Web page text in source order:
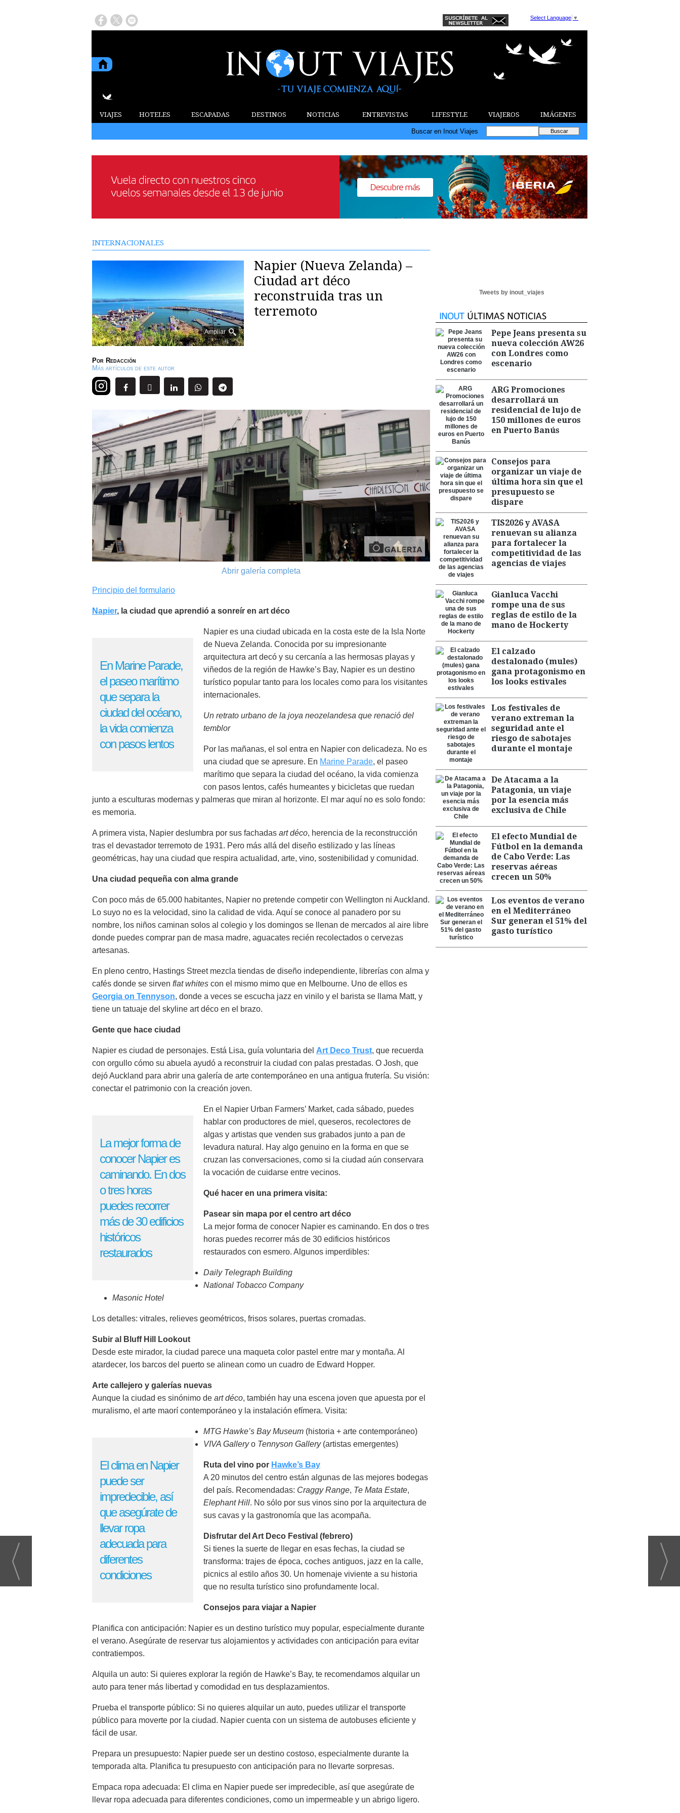
Select Language ▼
VIAJES HOTELES ESCAPADAS DESTINOS NOTICIAS ENTREVISTAS LIFESTYLE VIAJEROS IMÁGENES
Buscar en Inout Viajes
INTERNACIONALES
Ampliar
Napier (Nueva Zelanda) –
Ciudad art déco
reconstruida tras un
terremoto
Por Redacción
Más artículos de este autor
Abrir galería completa
Principio del formulario
Napier, la ciudad que aprendió a sonreír en art déco
En Marine Parade,
el paseo marítimo
que separa la
ciudad del océano,
la vida comienza
con pasos lentos
Napier es una ciudad ubicada en la costa este de la Isla Norte
de Nueva Zelanda. Conocida por su impresionante
arquitectura art decó y su cercanía a las hermosas playas y
viñedos de la región de Hawke’s Bay, Napier es un destino
turístico popular tanto para los locales como para los visitantes
internacionales.
Un retrato urbano de la joya neozelandesa que renació del
temblor
Por las mañanas, el sol entra en Napier con delicadeza. No es
una ciudad que se apresure. En Marine Parade, el paseo
marítimo que separa la ciudad del océano, la vida comienza
con pasos lentos, cafés humeantes y bicicletas que ruedan
junto a esculturas modernas y palmeras que miran al horizonte. El mar aquí no es solo fondo:
es memoria.
A primera vista, Napier deslumbra por sus fachadas art déco, herencia de la reconstrucción
tras el devastador terremoto de 1931. Pero más allá del diseño estilizado y las líneas
geométricas, hay una ciudad que respira actualidad, arte, vino, sostenibilidad y comunidad.
Una ciudad pequeña con alma grande
Con poco más de 65.000 habitantes, Napier no pretende competir con Wellington ni Auckland.
Lo suyo no es la velocidad, sino la calidad de vida. Aquí se conoce al panadero por su
nombre, los niños caminan solos al colegio y los domingos se llenan de mercados al aire libre
donde puedes comprar pan de masa madre, aguacates recién recolectados o cervezas
artesanas.
En pleno centro, Hastings Street mezcla tiendas de diseño independiente, librerías con alma y
cafés donde se sirven flat whites con el mismo mimo que en Melbourne. Uno de ellos es
Georgia on Tennyson, donde a veces se escucha jazz en vinilo y el barista se llama Matt, y
tiene un tatuaje del skyline art déco en el brazo.
Gente que hace ciudad
Napier es ciudad de personajes. Está Lisa, guía voluntaria del Art Deco Trust, que recuerda
con orgullo cómo su abuela ayudó a reconstruir la ciudad con palas prestadas. O Josh, que
dejó Auckland para abrir una galería de arte contemporáneo en una antigua frutería. Su visión:
conectar el patrimonio con la creación joven.
La mejor forma de
conocer Napier es
caminando. En dos
o tres horas
puedes recorrer
más de 30 edificios
históricos
restaurados
En el Napier Urban Farmers’ Market, cada sábado, puedes
hablar con productores de miel, queseros, recolectores de
algas y artistas que venden sus grabados junto a pan de
levadura natural. Hay algo genuino en la forma en que se
cruzan las conversaciones, como si la ciudad aún conservara
la vocación de cuidarse entre vecinos.
Qué hacer en una primera visita:
Pasear sin mapa por el centro art déco
La mejor forma de conocer Napier es caminando. En dos o tres
horas puedes recorrer más de 30 edificios históricos
restaurados con esmero. Algunos imperdibles:
Daily Telegraph Building
National Tobacco Company
Masonic Hotel
Los detalles: vitrales, relieves geométricos, frisos solares, puertas cromadas.
Subir al Bluff Hill Lookout
Desde este mirador, la ciudad parece una maqueta color pastel entre mar y montaña. Al
atardecer, los barcos del puerto se alinean como un cuadro de Edward Hopper.
Arte callejero y galerías nuevas
Aunque la ciudad es sinónimo de art déco, también hay una escena joven que apuesta por el
muralismo, el arte maorí contemporáneo y la instalación efímera. Visita:
El clima en Napier
puede ser
impredecible, así
que asegúrate de
llevar ropa
adecuada para
diferentes
condiciones
MTG Hawke’s Bay Museum (historia + arte contemporáneo)
VIVA Galleryo Tennyson Gallery(artistas emergentes)
Ruta del vino por Hawke’s Bay
A 20 minutos del centro están algunas de las mejores bodegas
del país. Recomendadas: Craggy Range, Te Mata Estate,
Elephant Hill. No sólo por sus vinos sino por la arquitectura de
sus cavas y la gastronomía que las acompaña.
Disfrutar del Art Deco Festival (febrero)
Si tienes la suerte de llegar en esas fechas, la ciudad se
transforma: trajes de época, coches antiguos, jazz en la calle,
picnics al estilo años 30. Un homenaje viviente a su historia
que no resulta turístico sino profundamente local.
Consejos para viajar a Napier
Planifica con anticipación: Napier es un destino turístico muy popular, especialmente durante
el verano. Asegúrate de reservar tus alojamientos y actividades con anticipación para evitar
contratiempos.
Alquila un auto: Si quieres explorar la región de Hawke’s Bay, te recomendamos alquilar un
auto para tener más libertad y comodidad en tus desplazamientos.
Prueba el transporte público: Si no quieres alquilar un auto, puedes utilizar el transporte
público para moverte por la ciudad. Napier cuenta con un sistema de autobuses eficiente y
fácil de usar.
Prepara un presupuesto: Napier puede ser un destino costoso, especialmente durante la
temporada alta. Planifica tu presupuesto con anticipación para no llevarte sorpresas.
Empaca ropa adecuada: El clima en Napier puede ser impredecible, así que asegúrate de
llevar ropa adecuada para diferentes condiciones, como un impermeable y un abrigo ligero.
Tweets by inout_viajes
Pepe Jeans presenta su
nueva colección AW26
con Londres como
escenario
ARG Promociones
desarrollará un
residencial de lujo de
150 millones de euros
en Puerto Banús
Consejos para
organizar un viaje de
última hora sin que el
presupuesto se
dispare
TIS2026 y AVASA
renuevan su alianza
para fortalecer la
competitividad de las
agencias de viajes
Gianluca Vacchi
rompe una de sus
reglas de estilo de la
mano de Hockerty
El calzado
destalonado (mules)
gana protagonismo en
los looks estivales
Los festivales de
verano extreman la
seguridad ante el
riesgo de sabotajes
durante el montaje
De Atacama a la
Patagonia, un viaje
por la esencia más
exclusiva de Chile
El efecto Mundial de
Fútbol en la demanda
de Cabo Verde: Las
reservas aéreas
crecen un 50%
Los eventos de verano
en el Mediterráneo
Sur generan el 51% del
gasto turístico